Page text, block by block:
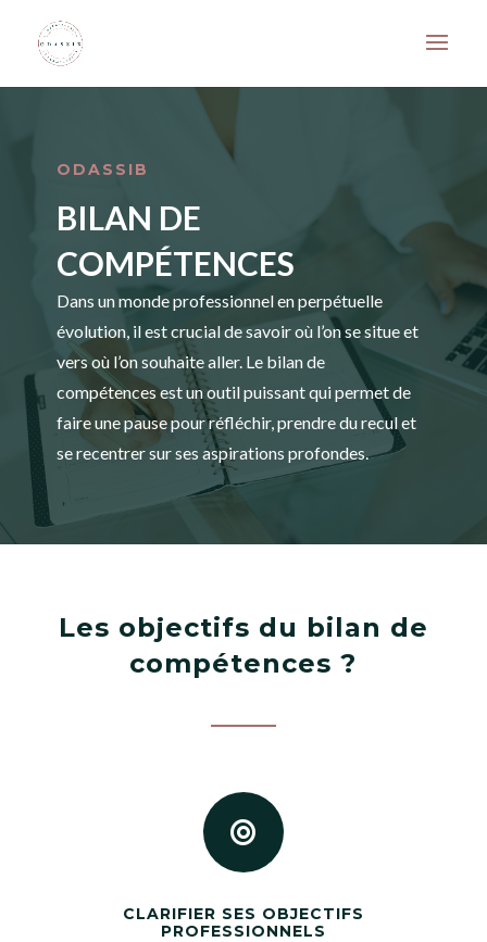
ODASSIB
BILAN DE
COMPÉTENCES
Dans un monde professionnel en perpétuelle
évolution, il est crucial de savoir où l’on se situe et
vers où l’on souhaite aller. Le bilan de
compétences est un outil puissant qui permet de
faire une pause pour réfléchir, prendre du recul et
se recentrer sur ses aspirations profondes.
Les objectifs du bilan de
compétences ?

CLARIFIER SES OBJECTIFS
PROFESSIONNELS